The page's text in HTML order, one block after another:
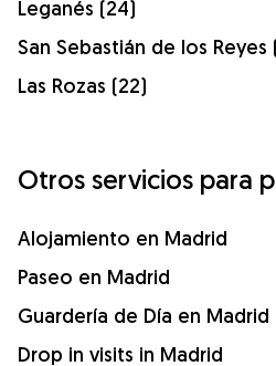
Leganés (24)
San Sebastián de los Reyes
Las Rozas (22)
Otros servicios para
Alojamiento en Madrid
Paseo en Madrid
Guardería de Día en Madrid
Drop in visits in Madrid